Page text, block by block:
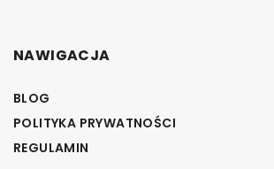
NAWIGACJA
BLOG
POLITYKA PRYWATNOŚCI
REGULAMIN